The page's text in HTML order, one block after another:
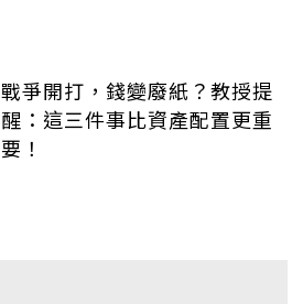
戰爭開打，錢變廢紙？教授提
醒：這三件事比資產配置更重
要！